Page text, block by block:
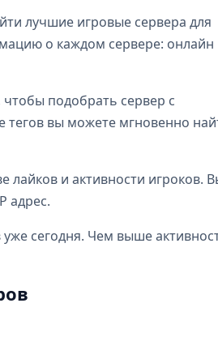
лучшие игровые сервера для
о каждом сервере: онлайн
подобрать сервер с
вы можете мгновенно
и активности игроков.
адрес.
сегодня. Чем выше